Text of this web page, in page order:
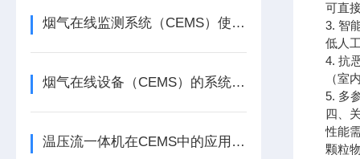
烟气在线监测系统（CEMS）使用注意事项及常见问题处理
烟气在线设备（CEMS）的系统组成与应用领域
温压流一体机在CEMS中的应用原理与方法
可直
3. 智
低人
4. 抗
（室
5. 多
四、
性能
颗粒